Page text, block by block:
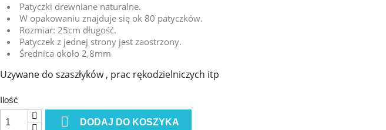
Patyczki drewniane naturalne.
W opakowaniu znajduje się ok 80 patyczków.
Rozmiar: 25cm długość.
Patyczek z jednej strony jest zaostrzony.
Średnica około 2,8mm
Uzywane do szaszłyków , prac rękodzielniczych itp
Ilość
 DODAJ DO KOSZYKA